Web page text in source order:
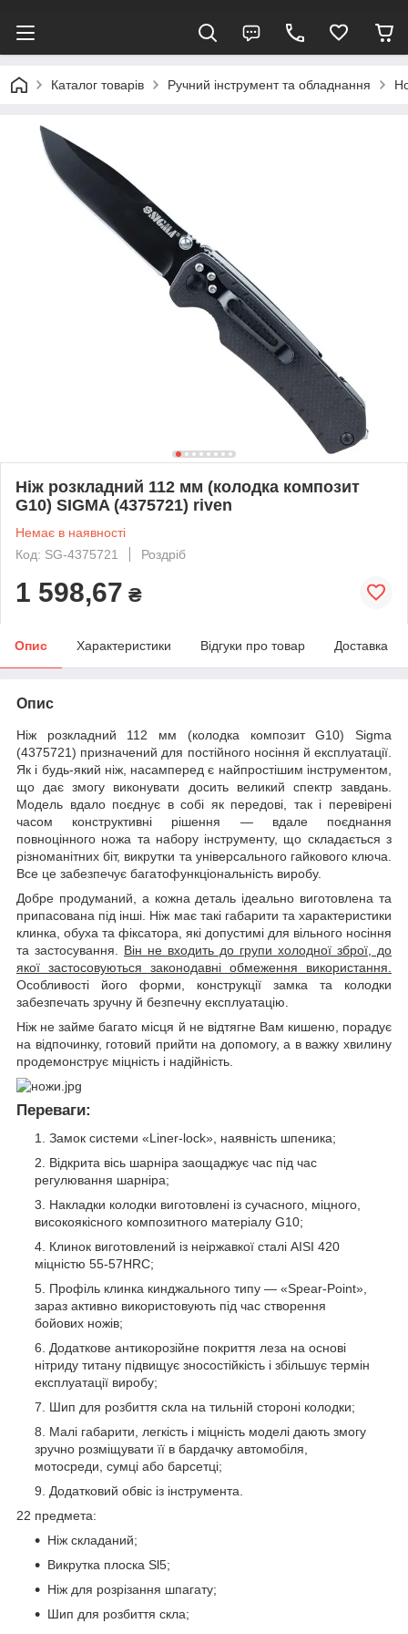
Каталог товарів Ручний інструмент та обладнання
Ніж розкладний 112 мм (колодка композит
G10) SIGMA (4375721) riven
Немає в наявності
Код: SG-4375721
Роздріб
1 598,67 ₴
Опис Характеристики Відгуки про товар Доставка
Опис
Ніж розкладний 112 мм (колодка композит G10) Sigma
(4375721) призначений для постійного носіння й експлуатації.
Як і будь-який ніж, насамперед є найпростішим інструментом,
що дає змогу виконувати досить великий спектр завдань.
Модель вдало поєднує в собі як передові, так і перевірені
часом конструктивні рішення — вдале поєднання
повноцінного ножа та набору інструменту, що складається з
різноманітних біт, викрутки та універсального гайкового ключа.
Все це забезпечує багатофункціональність виробу.
Добре продуманий, а кожна деталь ідеально виготовлена та
припасована під інші. Ніж має такі габарити та характеристики
клинка, обуха та фіксатора, які допустимі для вільного носіння
та застосування. Він не входить до групи холодної зброї, до
якої застосовуються законодавні обмеження використання.
Особливості його форми, конструкції замка та колодки
забезпечать зручну й безпечну експлуатацію.
Ніж не займе багато місця й не відтягне Вам кишеню, порадує
на відпочинку, готовий прийти на допомогу, а в важку хвилину
продемонструє міцність і надійність.
Переваги:
Замок системи «Liner-lock», наявність шпеника;
Відкрита вісь шарніра заощаджує час під час
регулювання шарніра;
Накладки колодки виготовлені із сучасного, міцного,
високоякісного композитного матеріалу G10;
Клинок виготовлений із неіржавкої сталі AISI 420
міцністю 55-57HRC;
Профіль клинка кинджального типу — «Spear-Point»,
зараз активно використовують під час створення
бойових ножів;
Додаткове антикорозійне покриття леза на основі
нітриду титану підвищує зносостійкість і збільшує термін
експлуатації виробу;
Шип для розбиття скла на тильній стороні колодки;
Малі габарити, легкість і міцність моделі дають змогу
зручно розміщувати її в бардачку автомобіля,
мотосреди, сумці або барсетці;
Додатковий обвіс із інструмента.
22 предмета:
Ніж складаний;
Викрутка плоска Sl5;
Ніж для розрізання шпагату;
Шип для розбиття скла;